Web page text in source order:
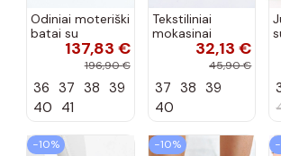
Odiniai moteriški
batai su
siūlėmis, pilies
tipo, Artiker
spalvos
137,83 €
196,90 €
36 37 38 39
40 41
Tekstiliniai
mokasinai
smėlio spalvos
32,13 €
45,90 €
37 38 39
40
−10% −10%